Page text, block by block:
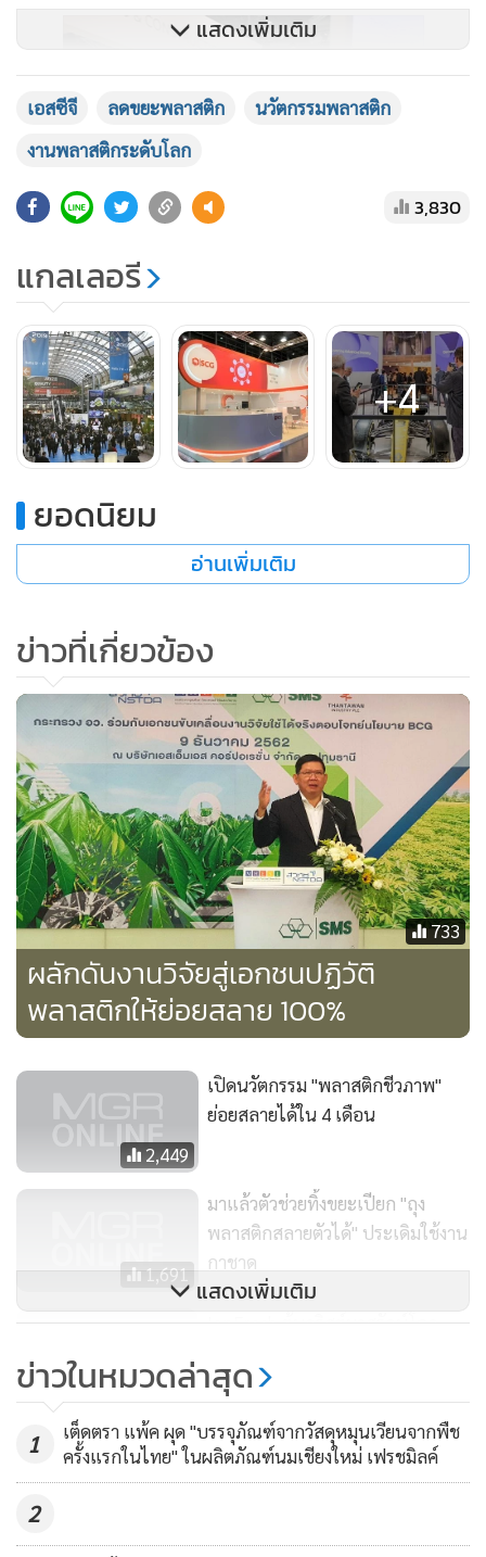
Sabic Mechanical Recycled Polymers
Pyrolysis โดยนำขยะพลาสติกที่มีมูลค่าต่ำหรือ
รีไซเคิลไม่ได้มาใช้เป็นวัตถุดิบ
Mono materials Cierra นำขยะพลาสติกมาหมุนเวียนเพื่อใช้
ประโยชน์เป็นวัตถุดิบต่อ
เมื่อเร็วๆ นี้ ผู้ประกอบการในอุตสาหกรรมพลาสติกชั้นนำจากทั่ว
โลกซึ่งมองเห็นและตระหนักถึงปัญหาดังกล่าวได้รวมตัวกันเพื่อ
นำเสนอเทคโนโลยีและนวัตกรรมที่ทันสมัย ในงานจัดแสดง
นวัตกรรมและสินค้าพลาสติกและยางที่ใหญ่ที่สุดในโลก
“K2019” ที่เมืองดุสเซลดอร์ฟ ประเทศเยอรมนี เป็นงานใหญ่ที่
ผู้คนในแวดวงพลาสติกสนใจมากจนถือว่า เป็นตัวชี้วัดกำหนดเท
รนด์ในอุตสาหกรรมพลาสติกในอนาคตก็ว่าได้
งาน “K2019” ในปีนี้ มีผู้เข้าร่วมจัดแสดงนวัตกรรมถึง 3,300
รายจากทั่วโลก รวมถึง “เอสซีจี” หนึ่งในผู้นำธุรกิจปิโตรเคมีของ
ไทยและภูมิภาคเอเชียตะวันออกเฉียงใต้ โดยที่คอนเซ็ปต์ของงาน
รวมถึงนวัตกรรมแต่ละองค์กรร่วมนำเสนอต่างมุ่งไปที่ “พลาสติก
เพื่อความยั่งยืน” และ “เศรษฐกิจหมุนเวียน” โดยมีเป้าหมาย
เดียวกัน คือ การพัฒนาพลาสติกในอนาคตที่ต้องยั่งยืนและมี
ประสิทธิภาพทั้งด้านการใช้พลังงานและการใช้ทรัพยากร โดย
ปรับเปลี่ยนตั้งแต่แนวคิดการออกแบบตั้งแต่ต้นทาง วิธีการผลิต
แสดงเพิ่มเติม
เอสซีจี ลดขยะพลาสติก
นวัตกรรมพลาสติก
งานพลาสติกระดับโลก
3,830
แกลเลอรี
+4
ยอดนิยม
อ่านเพิ่มเติม
ข่าวที่เกี่ยวข้อง
733
ผลักดันงานวิจัยสู่เอกชนปฏิวัติ
พลาสติกให้ย่อยสลาย 100%
2,449
เปิดนวัตกรรม "พลาสติกชีวภาพ"
ย่อยสลายได้ใน 4 เดือน
1,691
มาแล้วตัวช่วยทิ้งขยะเปียก "ถุง
พลาสติกสลายตัวได้" ประเดิมใช้งาน
กาชาด
711
IonFresh ต้นคริสต์มาสรักษ์โลก
แสดงเพิ่มเติม
ข่าวในหมวดล่าสุด
1
เต็ดตรา แพ้ค ผุด "บรรจุภัณฑ์จากวัสดุหมุนเวียนจากพืช
ครั้งแรกในไทย" ในผลิตภัณฑ์นมเชียงใหม่ เฟรชมิลค์
2